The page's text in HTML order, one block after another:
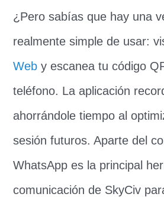
¿Pero sabías que hay una
realmente simple de usar:
Web y escanea tu código
teléfono. La aplicación
ahorrándole tiempo al
sesión futuros. Aparte del
WhatsApp es la principal
comunicación de SkyCiv